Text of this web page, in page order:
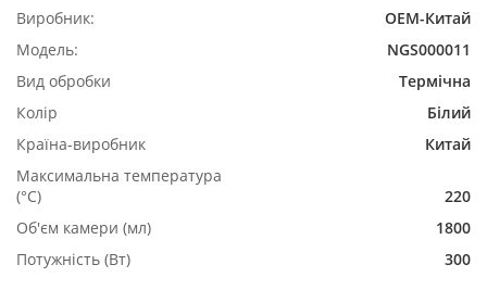
Виробник:
ОЕМ-Китай
Модель:
NGS000011
Вид обробки
Термічна
Колір
Білий
Країна-виробник
Китай
Максимальна температура
(°C)
220
Об'єм камери (мл)
1800
Потужність (Вт)
300